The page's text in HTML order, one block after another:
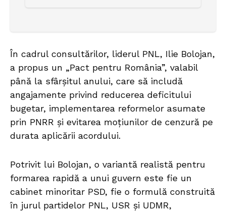
În cadrul consultărilor, liderul PNL, Ilie Bolojan,
a propus un „Pact pentru România”, valabil
până la sfârșitul anului, care să includă
angajamente privind reducerea deficitului
bugetar, implementarea reformelor asumate
prin PNRR și evitarea moțiunilor de cenzură pe
durata aplicării acordului.
Potrivit lui Bolojan, o variantă realistă pentru
formarea rapidă a unui guvern este fie un
cabinet minoritar PSD, fie o formulă construită
în jurul partidelor PNL, USR și UDMR,